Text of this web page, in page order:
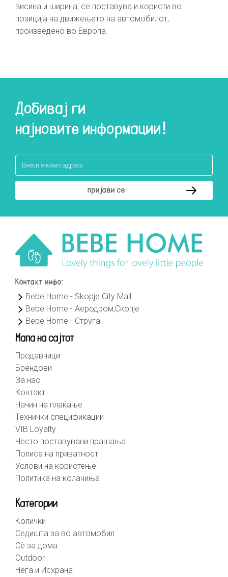
висина и ширина, се поставува и користи во
позиција на движењето на автомобилот,
произведено во Европа.
Добивај ги
најновите информации!
Контакт инфо:
Bebe Home - Skopje City Mall
Bebe Home - Аеродром,Скопје
Bebe Home - Струга
Мапа на сајтот
Продавници
Брендови
За нас
Контакт
Начин на плаќање
Технички спецификации
VIB Loyalty
Често поставувани прашања
Полиса на приватност
Услови на користење
Политика на колачиња
Категории
Колички
Седишта за во автомобил
Сè за дома
Outdoor
Нега и Исхрана